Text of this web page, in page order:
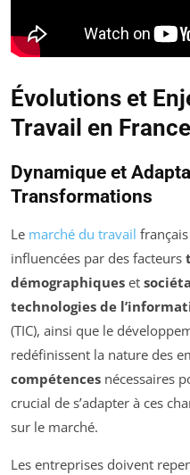
Évolutions et
Travail en France
Dynamique et
Transformations
Le marché du travail
influencées par des facteurs
démographiques et
technologies de
(TIC), ainsi que le
redéfinissent la nature des
compétences nécessaires
crucial de s’adapter à ces
sur le marché.
Les entreprises doivent